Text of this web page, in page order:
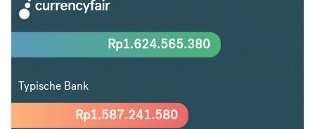
Rp1.587.241.580
Rp1.624.565.380
Typische Bank